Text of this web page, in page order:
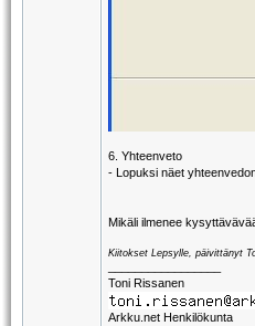
6. Yhteenveto
- Lopuksi näet
Mikäli ilmenee
Kiitokset Lepsylle, päivittänyt
Toni Rissanen
Arkku.net Henkilökunta